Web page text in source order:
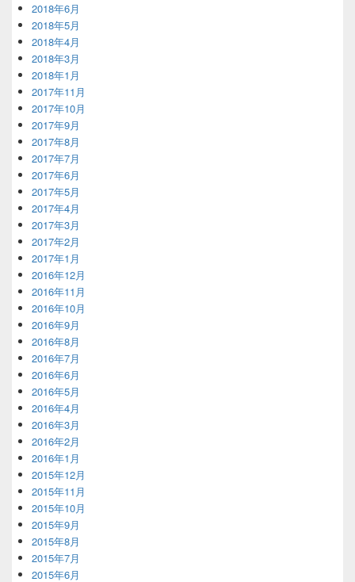
2018年6月
2018年5月
2018年4月
2018年3月
2018年1月
2017年11月
2017年10月
2017年9月
2017年8月
2017年7月
2017年6月
2017年5月
2017年4月
2017年3月
2017年2月
2017年1月
2016年12月
2016年11月
2016年10月
2016年9月
2016年8月
2016年7月
2016年6月
2016年5月
2016年4月
2016年3月
2016年2月
2016年1月
2015年12月
2015年11月
2015年10月
2015年9月
2015年8月
2015年7月
2015年6月